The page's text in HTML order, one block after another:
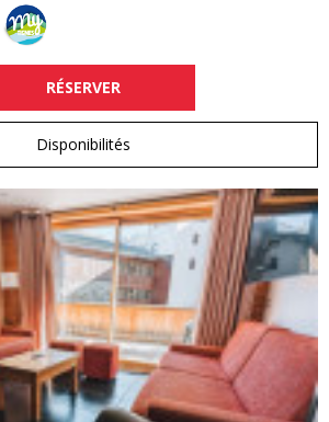
RÉSERVER
Disponibilités